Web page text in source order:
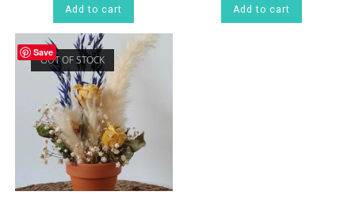
Add to cart Add to cart
Save
OUT OF STOCK